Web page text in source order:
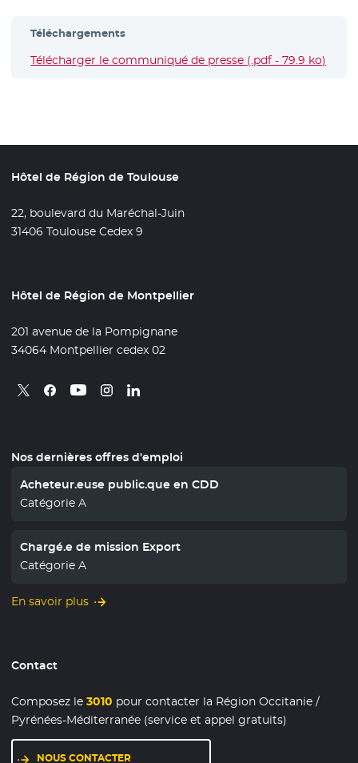
Téléchargements
Télécharger le communiqué de presse (.pdf - 79.9 ko)
Hôtel de Région de Toulouse
22, boulevard du Maréchal-Juin
31406 Toulouse Cedex 9
Hôtel de Région de Montpellier
201 avenue de la Pompignane
34064 Montpellier cedex 02
Retrouvez nous sur X
- Nouvelle fenêtre
Retrouvez nous sur Facebook
- Nouvelle fenêtre
Retrouvez nous sur Youtube
- Nouvelle fenêtre
Retrouvez nous sur Instagram
- Nouvelle fenêtre
Retrouvez nous sur Linkedin
- Nouvelle fenêtre
Nos dernières offres d'emploi
Acheteur.euse public.que en CDD
Catégorie A
Chargé.e de mission Export
Catégorie A
En savoir plus
Contact
Composez le3010 pour contacter la Région Occitanie /
Pyrénées-Méditerranée (service et appel gratuits)
NOUS CONTACTER